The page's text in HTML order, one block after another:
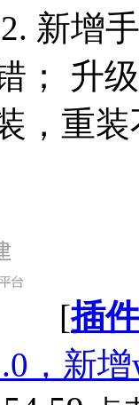
新增
； 升
，重装
[插
，新